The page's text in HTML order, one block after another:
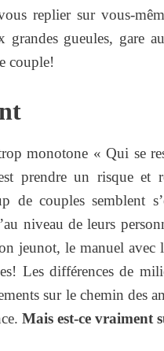
replier sur vous-
grandes gueules, gare
couple!
monotone « Qui se
prendre un risque et
de couples semblent
niveau de leurs
jeunot, le manuel avec
Les différences de
sur le chemin
Mais est-ce vraiment